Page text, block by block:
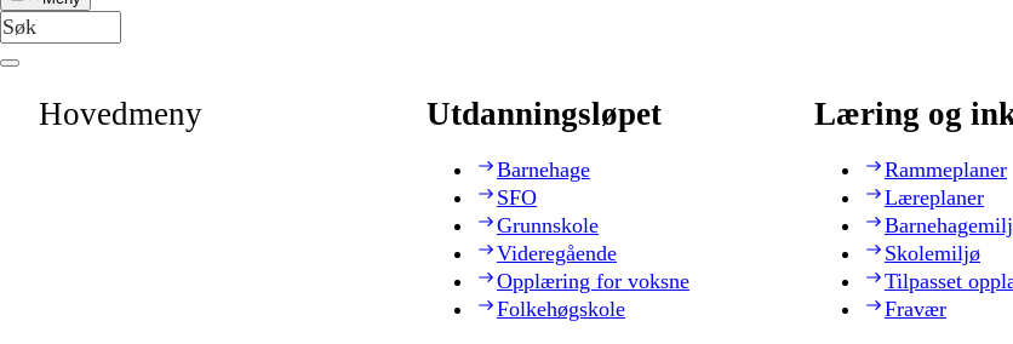
Hovedmeny Utdanningsløpet
Barnehage
SFO
Grunnskole
Videregående
Opplæring for voksne
Folkehøgskole
Læring og
Rammeplaner
Læreplaner
Skolemiljø
Tilpasset
Fravær